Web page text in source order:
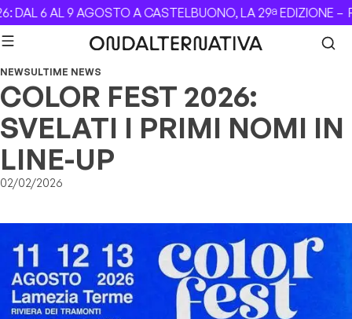
Skip to content
6 AL 9 AGOSTO A CASTELBUONO, LA 29ª EDIZIONE –
NEWSULTIME NEWS
COLOR FEST 2026:
SVELATI I PRIMI NOMI IN
LINE-UP
02/02/2026